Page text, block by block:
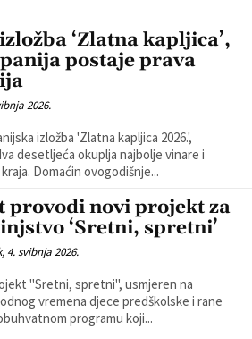
‘Zlatna kapljica’,
postaje prava
2026.
izložba 'Zlatna kapljica 2026.',
desetljeća okuplja najbolje vinare i
vinogradare varaždinskoga kraja. Domaćin ovogodišnje...
provodi novi projekt za
‘Sretni, spretni’
4. svibnja 2026.
"Sretni, spretni", usmjeren na
vremena djece predškolske i rane
programu koji...